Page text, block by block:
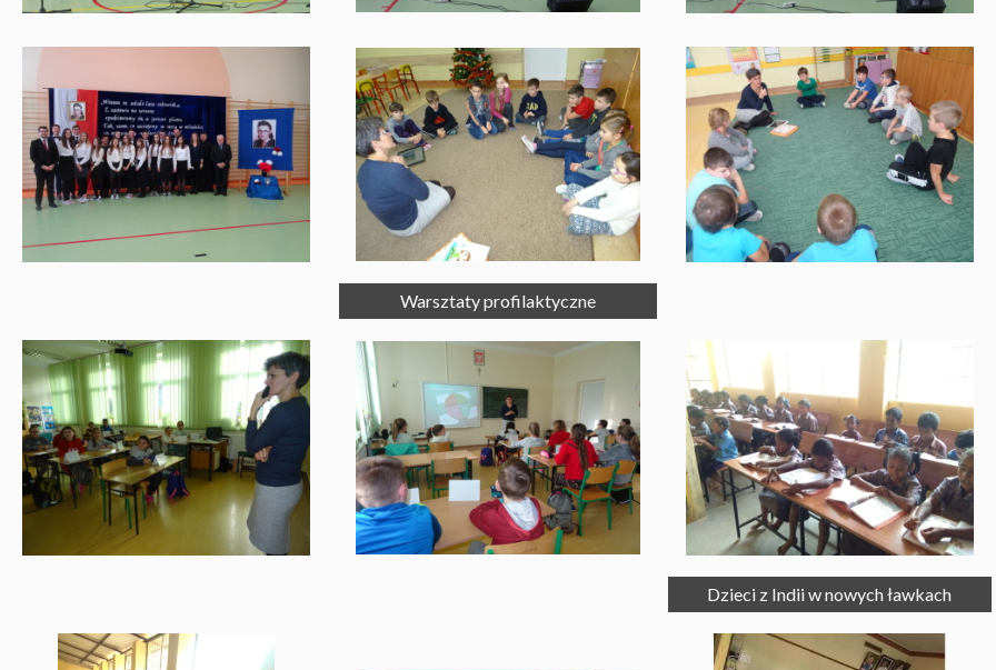
Warsztaty profilaktyczne
Dzieci z Indii w nowych ławkach
Egzamin Ósmoklasisty